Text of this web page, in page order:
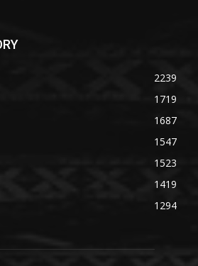
2239
1719
1687
1547
1523
1419
1294